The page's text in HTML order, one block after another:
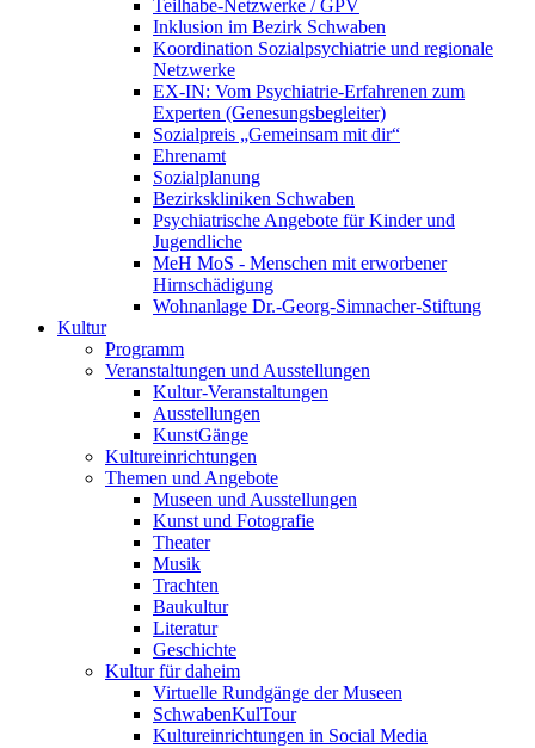
Teilhabe-Netzwerke / GPV
Inklusion im Bezirk Schwaben
Koordination Sozialpsychiatrie und regionale
Netzwerke
EX-IN: Vom Psychiatrie-Erfahrenen zum
Experten (Genesungsbegleiter)
Sozialpreis „Gemeinsam mit dir“
Ehrenamt
Sozialplanung
Bezirkskliniken Schwaben
Psychiatrische Angebote für Kinder und
Jugendliche
MeH MoS - Menschen mit erworbener
Hirnschädigung
Wohnanlage Dr.-Georg-Simnacher-Stiftung
Kultur
Programm
Veranstaltungen und Ausstellungen
Kultur-Veranstaltungen
Ausstellungen
KunstGänge
Kultureinrichtungen
Themen und Angebote
Museen und Ausstellungen
Kunst und Fotografie
Theater
Musik
Trachten
Baukultur
Literatur
Geschichte
Kultur für daheim
Virtuelle Rundgänge der Museen
SchwabenKulTour
Kultureinrichtungen in Social Media